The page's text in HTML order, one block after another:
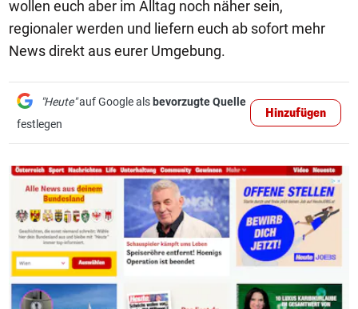
wollen euch aber im Alltag noch näher sein,
regionaler werden und liefern euch ab sofort mehr
News direkt aus eurer Umgebung.
"Heute"auf Google als bevorzugte Quelle
festlegen
Hinzufügen